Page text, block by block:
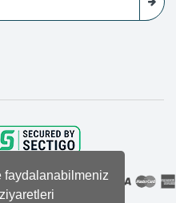
faydalanabilmeniz